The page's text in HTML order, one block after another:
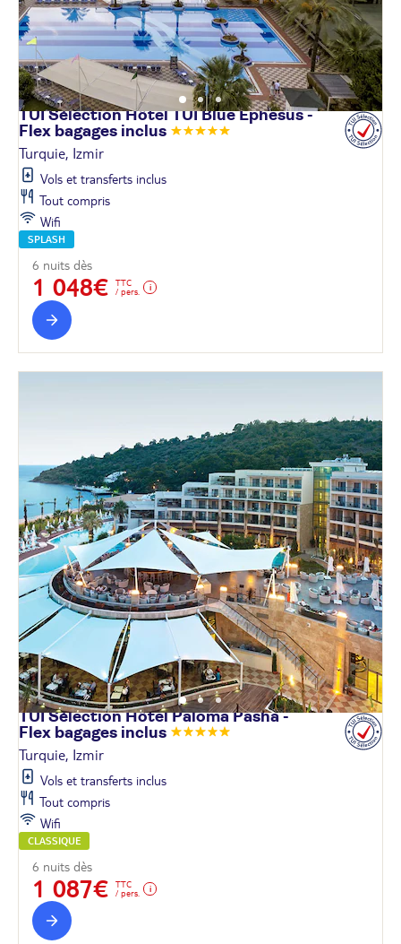
TUI Sélection Hôtel TUI Blue Ephesus -
Flex bagages inclus
Turquie, Izmir
Vols et transferts inclus
Tout compris
Wifi
SPLASH
6 nuits dès
1 048€
TTC
/ pers.
TUI Sélection Hôtel Paloma Pasha -
Flex bagages inclus
Turquie, Izmir
Vols et transferts inclus
Tout compris
Wifi
CLASSIQUE
6 nuits dès
1 087€
TTC
/ pers.